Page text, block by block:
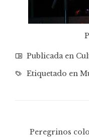
Publicada en
Etiquetado en
Peregrinos